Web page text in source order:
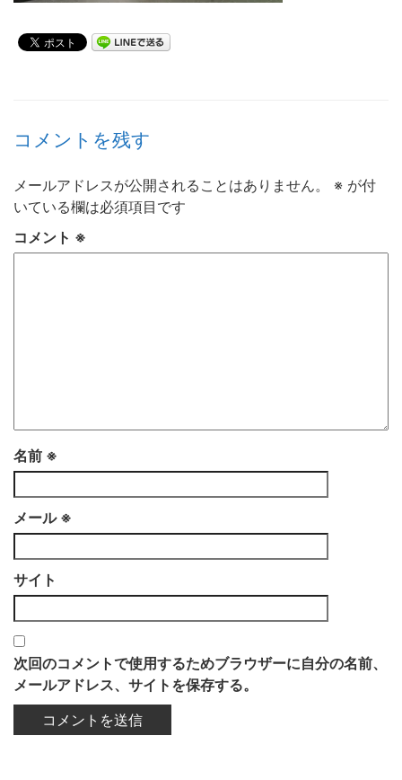
コメントを残す
メールアドレスが公開されることはありません。 ※ が付
いている欄は必須項目です
コメント ※
名前 ※
メール ※
サイト
次回のコメントで使用するためブラウザーに自分の名前、
メールアドレス、サイトを保存する。